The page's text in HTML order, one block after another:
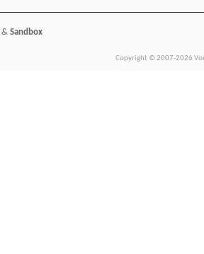
& Sandbox
Copyright © 2007-2026